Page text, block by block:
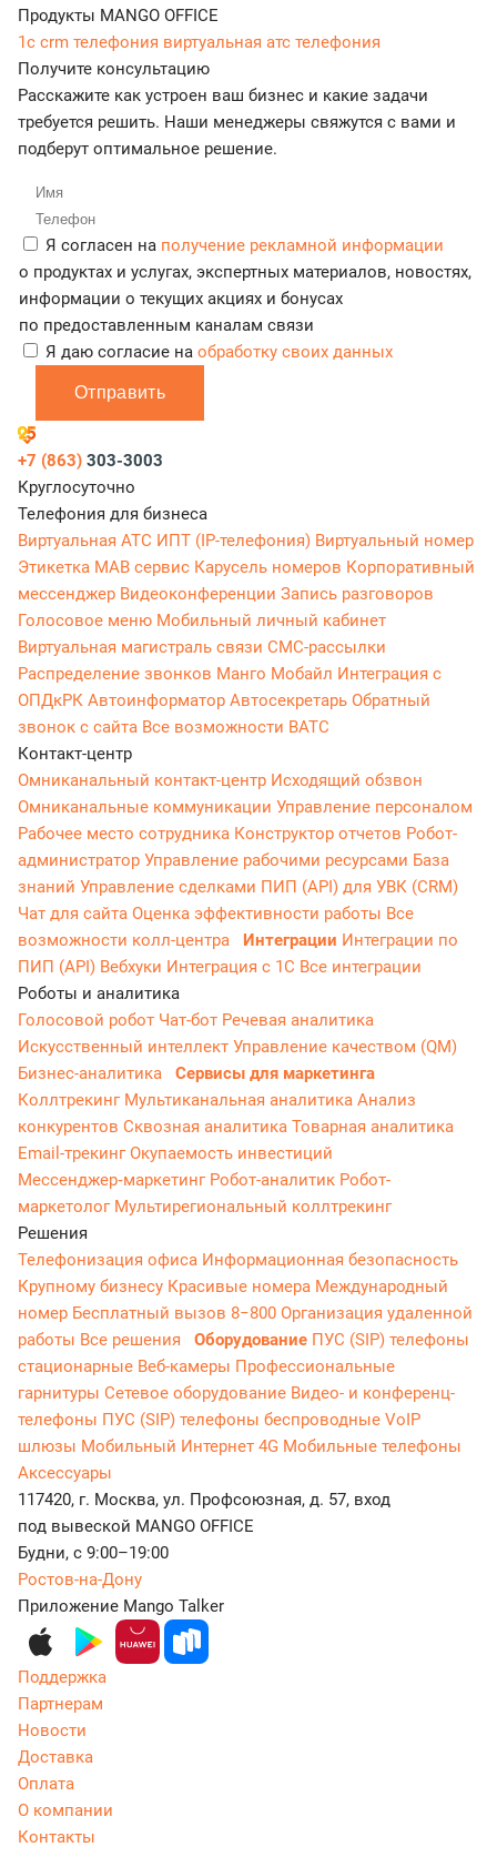
Продукты MANGO OFFICE
1c crm телефония виртуальная атс телефония
Получите консультацию
Расскажите как устроен ваш бизнес и какие задачи
требуется решить. Наши менеджеры свяжутся с вами и
подберут оптимальное решение.
Я согласен на получение рекламной информации
о продуктах и услугах, экспертных материалов, новостях,
информации о текущих акциях и бонусах
по предоставленным каналам связи
Я даю согласие на обработку своих данных
Отправить
+7 (863) 303-3003
Круглосуточно
Телефония для бизнеса
Виртуальная АТС ИПТ (IP-телефония) Виртуальный номер
Этикетка МАВ сервис Карусель номеров Корпоративный
мессенджер Видеоконференции Запись разговоров
Голосовое меню Мобильный личный кабинет
Виртуальная магистраль связи СМС-рассылки
Распределение звонков Манго Мобайл Интеграция с
ОПДкРК Автоинформатор Автосекретарь Обратный
звонок с сайта Все возможности ВАТС
Контакт-центр
Омниканальный контакт-центр Исходящий обзвон
Омниканальные коммуникации Управление персоналом
Рабочее место сотрудника Конструктор отчетов Робот-
администратор Управление рабочими ресурсами База
знаний Управление сделками ПИП (API) для УВК (CRM)
Чат для сайта Оценка эффективности работы Все
возможности колл-центра
Интеграции Интеграции по
ПИП (API) Вебхуки Интеграция с 1С Все интеграции
Роботы и аналитика
Голосовой робот Чат-бот Речевая аналитика
Искусственный интеллект Управление качеством (QM)
Бизнес-аналитика
Сервисы для маркетинга
Коллтрекинг Мультиканальная аналитика Анализ
конкурентов Сквозная аналитика Товарная аналитика
Email-трекингОкупаемость инвестиций
Мессенджер‑маркетинг Робот-аналитик Робот-
маркетолог Мультирегиональный коллтрекинг
Решения
Телефонизация офиса Информационная безопасность
Крупному бизнесу Красивые номера Международный
номер Бесплатный вызов 8−800 Организация удаленной
работы Все решения Оборудование ПУС (SIP) телефоны
стационарные Веб-камеры Профессиональные
гарнитуры Сетевое оборудование Видео- и конференц-
телефоны ПУС (SIP) телефоны беспроводные VoIP
шлюзы Мобильный Интернет 4G Мобильные телефоны
Аксессуары
117420, г. Москва, ул. Профсоюзная, д. 57, вход
под вывеской MANGO OFFICE
Будни, с 9:00–19:00
Ростов-на-Дону
Приложение Mango Talker
Поддержка
Партнерам
Новости
Доставка
Оплата
О компании
Контакты